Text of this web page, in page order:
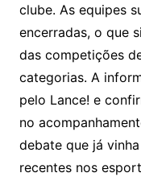
clube. As equipes
encerradas, o que
das competições
categorias. A
pelo Lance! e
no
debate que já
recentes nos